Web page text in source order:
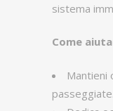
sistema
Come
Mantieni
passeggiate.